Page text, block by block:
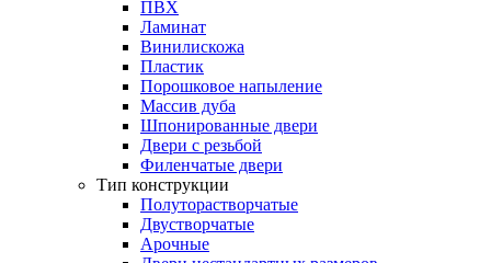
ПВХ
Ламинат
Винилискожа
Пластик
Порошковое напыление
Массив дуба
Шпонированные двери
Двери с резьбой
Филенчатые двери
Тип конструкции
Полуторастворчатые
Двустворчатые
Арочные